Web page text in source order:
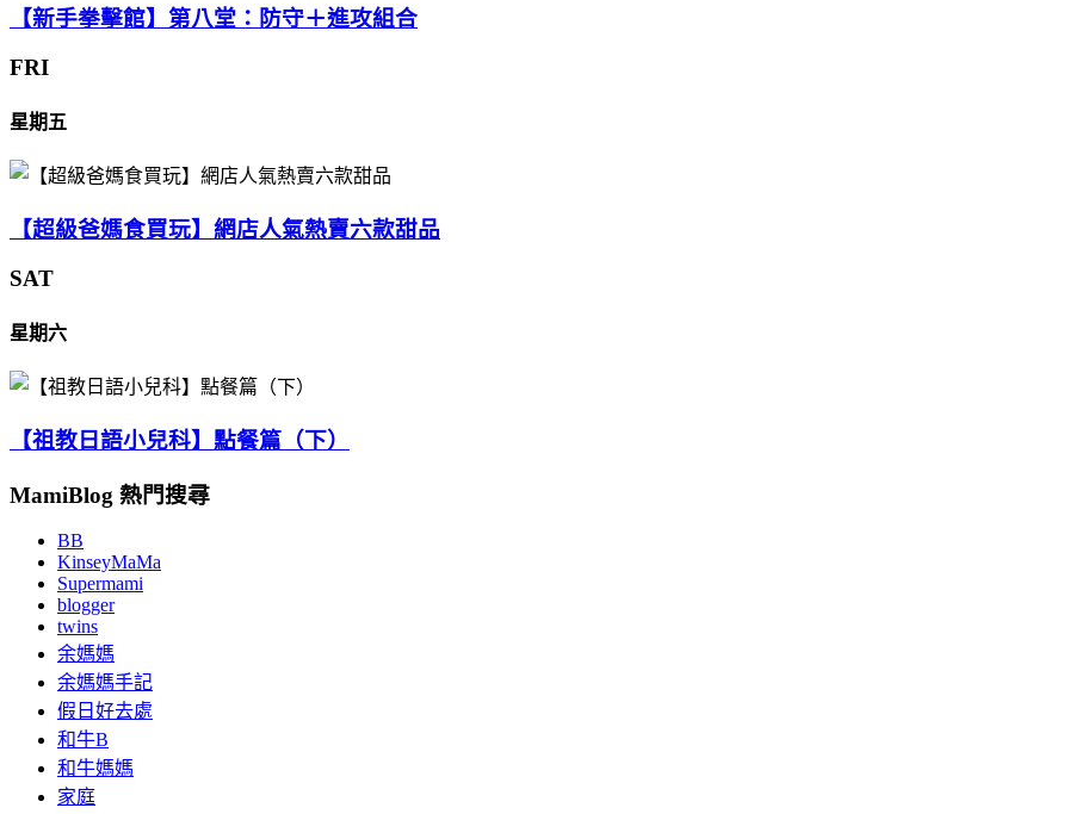
【新手拳擊館】第八堂：防守＋進攻組合
FRI
星期五
【超級爸媽食買玩】網店人氣熱賣六款甜品
SAT
星期六
【祖教日語小兒科】點餐篇（下）
MamiBlog 熱門搜尋
BB
KinseyMaMa
Supermami
blogger
twins
余媽媽
余媽媽手記
假日好去處
和牛B
和牛媽媽
家庭